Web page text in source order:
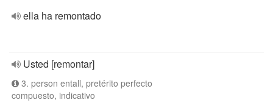
ella ha remontado
Usted [remontar]
3. person entall, pretérito perfecto
compuesto, indicativo